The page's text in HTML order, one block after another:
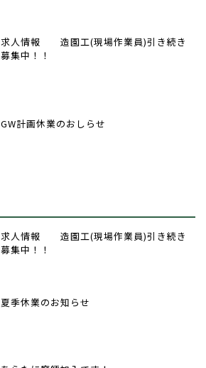
求人情報 造園工(現場作業員)引き続き
募集中！！
GW計画休業のおしらせ
求人情報 造園工(現場作業員)引き続き
募集中！！
夏季休業のお知らせ